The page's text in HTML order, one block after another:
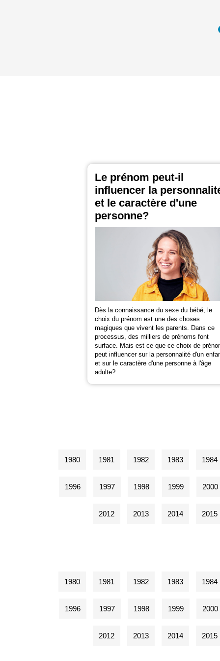
Le prénom peut-il
influencer la
et le caractère d'une
personne?
Dès la connaissance du sexe du bébé, le
choix du prénom est une des choses
magiques que vivent les parents. Dans ce
processus, des milliers de prénoms font
surface. Mais est-ce que ce choix de
peut influencer sur la personnalité d'un
et sur le caractère d'une personne à l'âge
adulte?
1980 1981 1982 1983 1984
1996 1997 1998 1999 2000
2012 2013 2014 2015
1980 1981 1982 1983 1984
1996 1997 1998 1999 2000
2012 2013 2014 2015